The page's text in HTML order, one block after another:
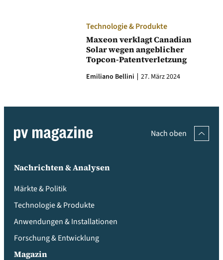
Technologie & Produkte
Maxeon verklagt Canadian
Solar wegen angeblicher
Topcon-Patentverletzung
Emiliano Bellini 27. März 2024
Nach oben
Nachrichten & Analysen
Märkte & Politik
Technologie & Produkte
Anwendungen & Installationen
Forschung & Entwicklung
Magazin